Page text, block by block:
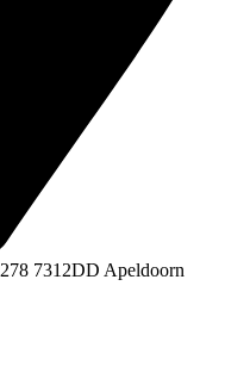
7312DD Apeldoorn